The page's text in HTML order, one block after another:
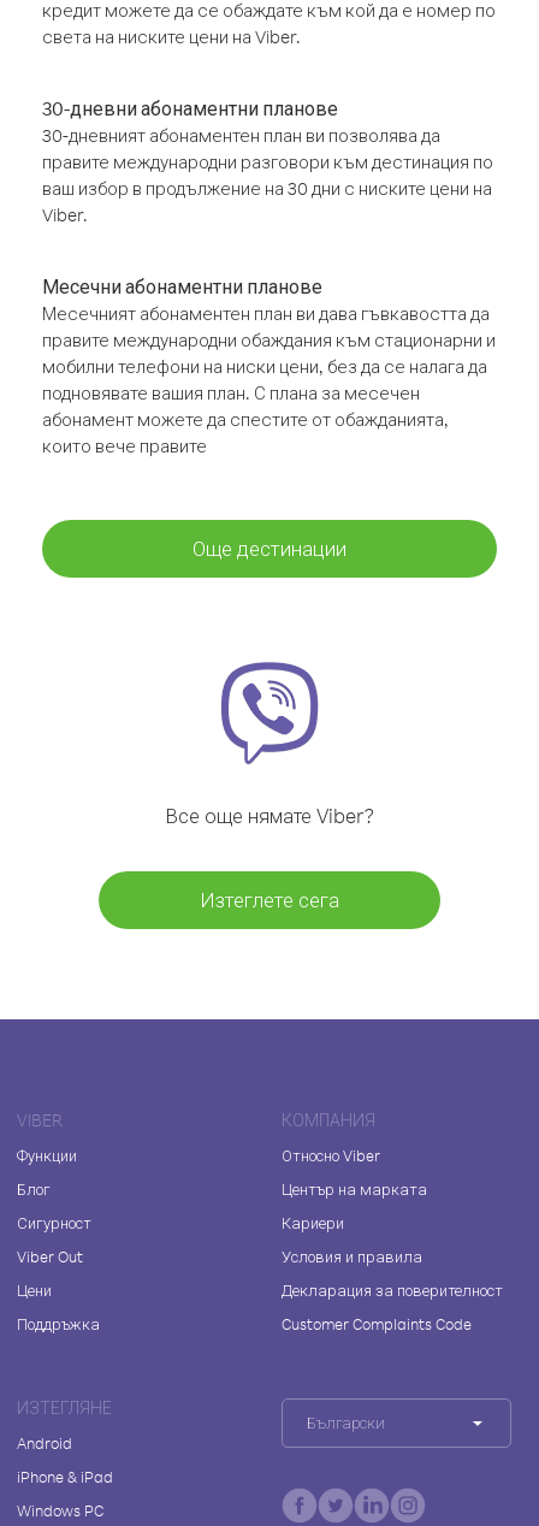
кредит можете да се обаждате към кой да е номер по
света на ниските цени на Viber.
30-дневни абонаментни планове
30-дневният абонаментен план ви позволява да
правите международни разговори към дестинация по
ваш избор в продължение на 30 дни с ниските цени на
Viber.
Месечни абонаментни планове
Месечният абонаментен план ви дава гъвкавостта да
правите международни обаждания към стационарни и
мобилни телефони на ниски цени, без да се налага да
подновявате вашия план. С плана за месечен
абонамент можете да спестите от обажданията,
които вече правите
Още дестинации
Все още нямате Viber?
Изтеглете сега
VIBER
Функции
Блог
Сигурност
Viber Out
Цени
Поддръжка
КОМПАНИЯ
Относно Viber
Център на марката
Кариери
Условия и правила
Декларация за поверителност
Customer Complaints Code
ИЗТЕГЛЯНЕ
Android
iPhone & iPad
Windows PC
Български